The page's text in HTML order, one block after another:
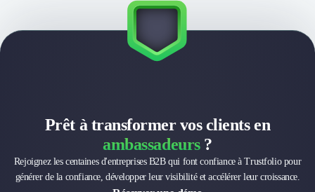
Nettoyage & Ménage
Clubs & Réseaux Professionnels
Prêt à transformer vos clients en
ambassadeurs?
Rejoignez les centaines d'entreprises B2B qui font confiance à Trustfolio pour
générer de la confiance, développer leur visibilité et accélérer leur croissance.